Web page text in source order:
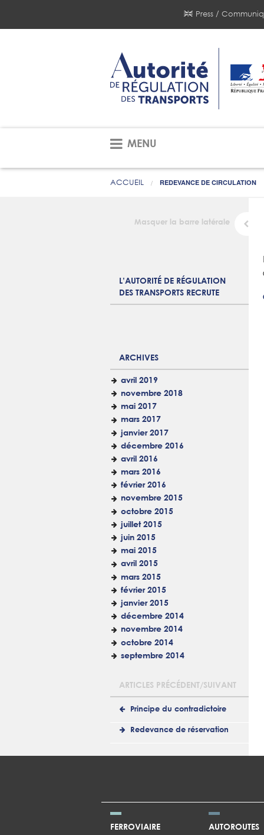
Press /
MENU
ACCUEIL REDEVANCE DE CIRCULATION
Masquer la barre latérale
L’AUTORITÉ DE RÉGULATION
DES TRANSPORTS RECRUTE
ARCHIVES
avril 2019
novembre 2018
mai 2017
mars 2017
janvier 2017
décembre 2016
avril 2016
mars 2016
février 2016
novembre 2015
octobre 2015
juillet 2015
juin 2015
mai 2015
avril 2015
mars 2015
février 2015
janvier 2015
décembre 2014
novembre 2014
octobre 2014
septembre 2014
ARTICLES PRÉCÉDENT/SUIVANT
Principe du contradictoire
Redevance de réservation
FERROVIAIRE AUTOROUTES